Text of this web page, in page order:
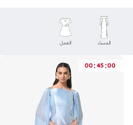
المساء العمل
00:45:00